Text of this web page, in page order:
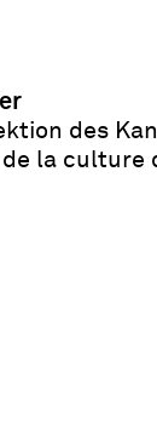
des
la culture